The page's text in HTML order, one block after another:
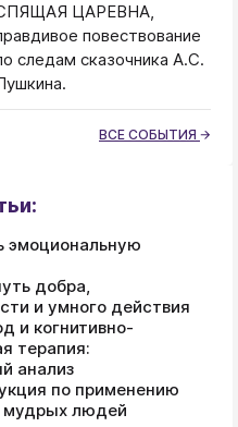
ЦАРЕВНА,
повествование
следам сказочника А.С.
ВСЕ СОБЫТИЯ
эмоциональную
добра,
и умного действия
и когнитивно-
терапия:
анализ
по применению
мудрых людей